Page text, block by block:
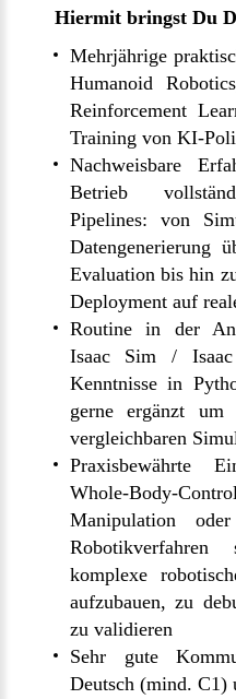
Hiermit bringst Du
Mehrjährige
Humanoid
Reinforcement
Training von KI-
Nachweisbare
Betrieb
Pipelines: von
Datengenerierung
Evaluation bis hin
Deployment auf
Routine in der
Isaac Sim /
Kenntnisse in
gerne ergänzt um
vergleichbaren
Praxisbewährte
Whole-Body-
Manipulation
komplexe
aufzubauen, zu
zu validieren
Sehr gute
Deutsch (mind. C1)